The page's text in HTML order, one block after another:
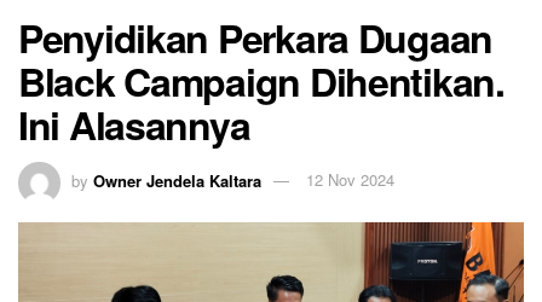
Penyidikan Perkara Dugaan
Black Campaign Dihentikan.
Ini Alasannya
by Owner Jendela Kaltara 12 Nov 2024